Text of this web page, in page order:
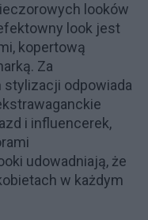
looków
look jest
kopertową
Za
stylizacji odpowiada
i influencerek,
udowadniają, że
w każdym